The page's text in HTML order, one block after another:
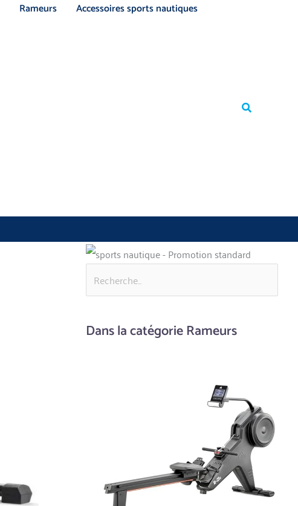
Rameurs
Accessoires sports nautiques
Rechercher
Rechercher
Dans la catégorie Rameurs